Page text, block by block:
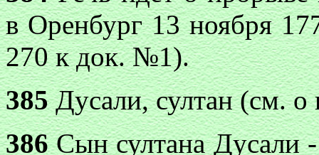
в Оренбург 13 ноября
270 к док. №1).
385Дусали, султан (см.
386Сын султана Дусали